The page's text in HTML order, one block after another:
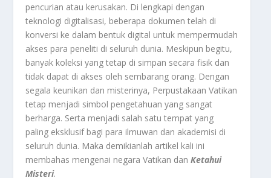
pencurian atau kerusakan. Di lengkapi dengan
teknologi digitalisasi, beberapa dokumen telah di
konversi ke dalam bentuk digital untuk mempermudah
akses para peneliti di seluruh dunia. Meskipun begitu,
banyak koleksi yang tetap di simpan secara fisik dan
tidak dapat di akses oleh sembarang orang. Dengan
segala keunikan dan misterinya, Perpustakaan Vatikan
tetap menjadi simbol pengetahuan yang sangat
berharga. Serta menjadi salah satu tempat yang
paling eksklusif bagi para ilmuwan dan akademisi di
seluruh dunia. Maka demikianlah artikel kali ini
membahas mengenai negara Vatikan danKetahui
Misteri.